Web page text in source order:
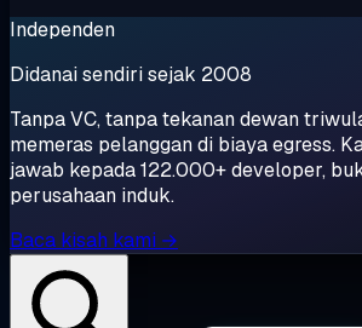
Independen
Didanai sendiri sejak 2008
Tanpa VC, tanpa tekanan dewan
memeras pelanggan di biaya egress.
jawab kepada 122.000+ developer,
perusahaan induk.
Baca kisah kami →